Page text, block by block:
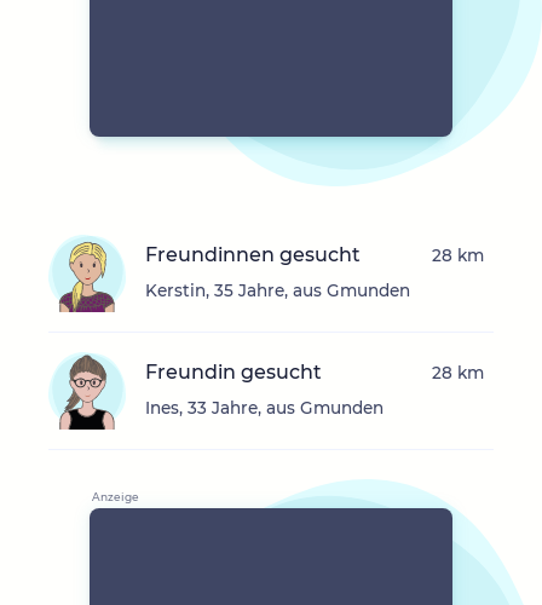
Freundinnen gesucht
Kerstin, 35 Jahre, aus Gmunden
28 km
Freundin gesucht
Ines, 33 Jahre, aus Gmunden
28 km